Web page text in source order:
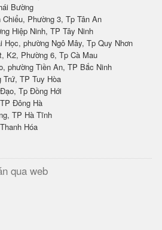
Bường
Phường 3, Tp Tân An
Hiệp Ninh, TP Tây Ninh
Học, phường Ngô Mây, Tp Quy Nhơn
K2, Phường 6, Tp Cà Mau
phường Tiền An, TP Bắc Ninh
Trứ, TP Tuy Hòa
Tp Đồng Hới
Đông Hà
TP Hà Tĩnh
Hóa
qua web